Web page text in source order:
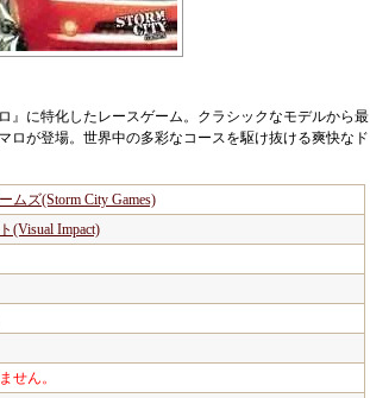
』に特化したレースゲーム。クラシックなモデルから最
ロが登場。世界中の多彩なコースを駆け抜ける爽快なド
ムズ(Storm City Games)
(Visual Impact)
せん。